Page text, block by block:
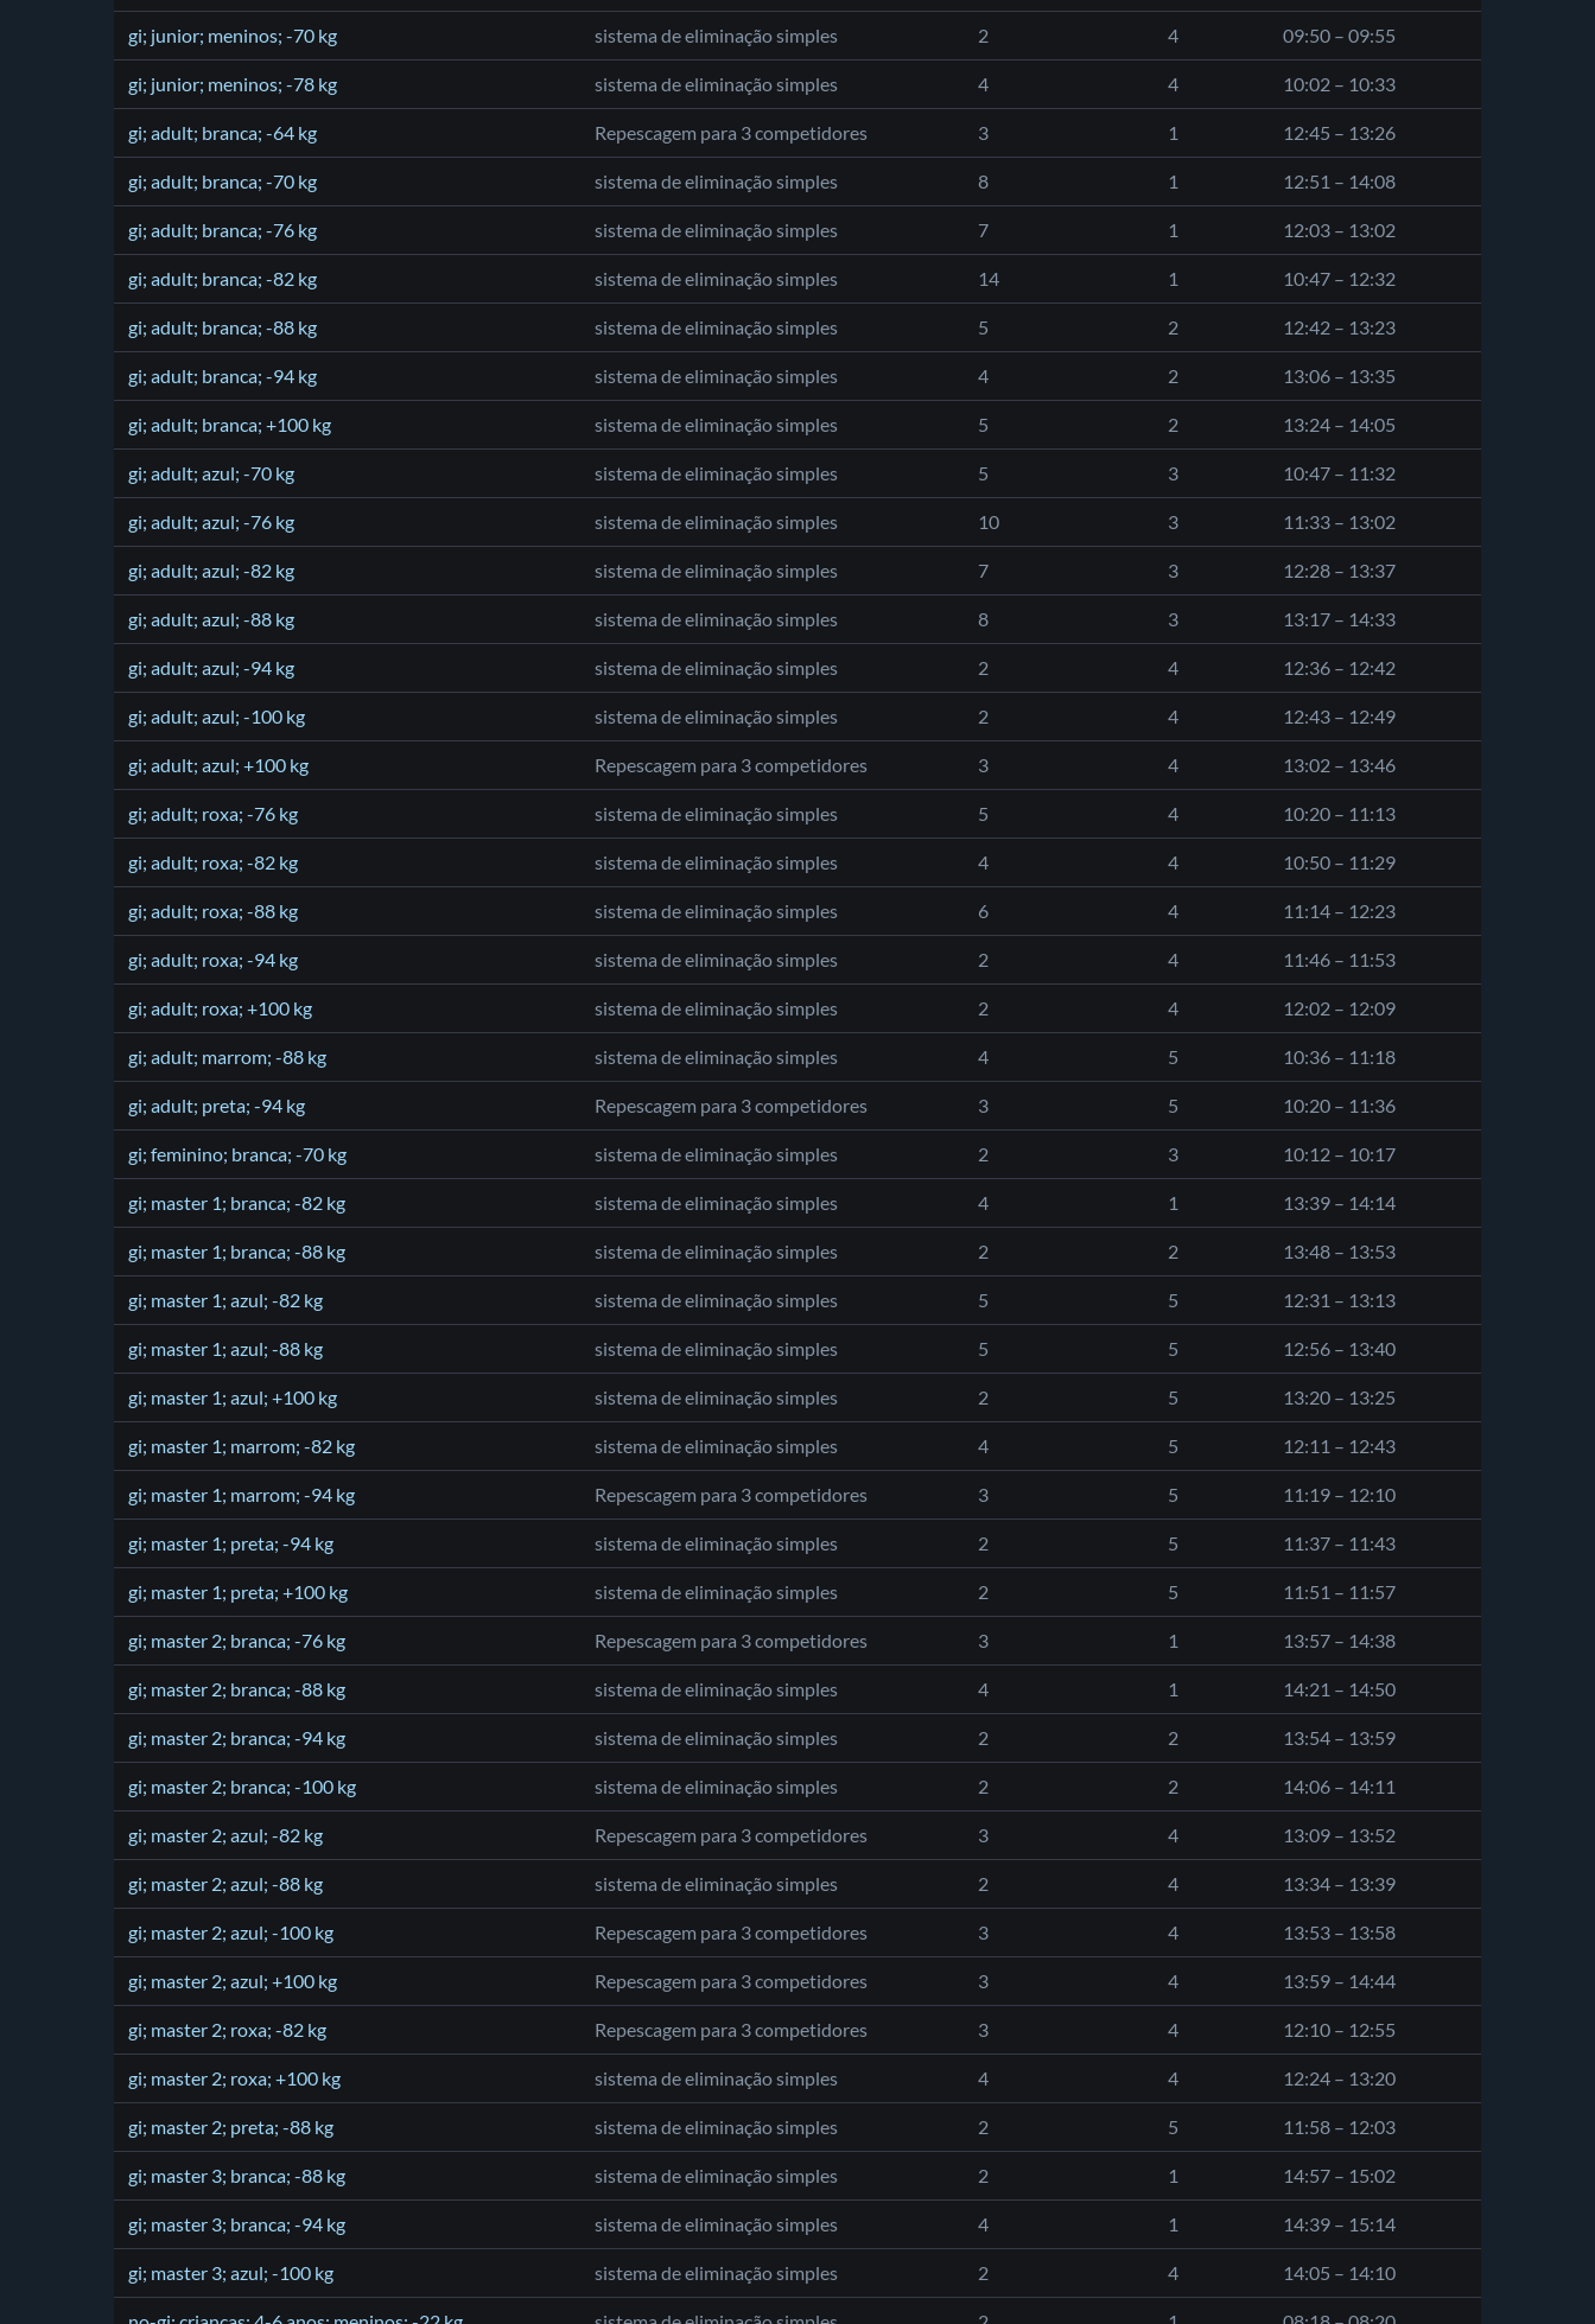
gi; junior; meninos; -70 kg sistema de eliminação simples 2 4 09:50 – 09:55
gi; junior; meninos; -78 kg sistema de eliminação simples 4 4 10:02 – 10:33
gi; adult; branca; -64 kg Repescagem para 3 competidores 3 1 12:45 – 13:26
gi; adult; branca; -70 kg sistema de eliminação simples 8 1 12:51 – 14:08
gi; adult; branca; -76 kg sistema de eliminação simples 7 1 12:03 – 13:02
gi; adult; branca; -82 kg sistema de eliminação simples 14 1 10:47 – 12:32
gi; adult; branca; -88 kg sistema de eliminação simples 5 2 12:42 – 13:23
gi; adult; branca; -94 kg sistema de eliminação simples 4 2 13:06 – 13:35
gi; adult; branca; +100 kg sistema de eliminação simples 5 2 13:24 – 14:05
gi; adult; azul; -70 kg sistema de eliminação simples 5 3 10:47 – 11:32
gi; adult; azul; -76 kg sistema de eliminação simples 10 3 11:33 – 13:02
gi; adult; azul; -82 kg sistema de eliminação simples 7 3 12:28 – 13:37
gi; adult; azul; -88 kg sistema de eliminação simples 8 3 13:17 – 14:33
gi; adult; azul; -94 kg sistema de eliminação simples 2 4 12:36 – 12:42
gi; adult; azul; -100 kg sistema de eliminação simples 2 4 12:43 – 12:49
gi; adult; azul; +100 kg Repescagem para 3 competidores 3 4 13:02 – 13:46
gi; adult; roxa; -76 kg sistema de eliminação simples 5 4 10:20 – 11:13
gi; adult; roxa; -82 kg sistema de eliminação simples 4 4 10:50 – 11:29
gi; adult; roxa; -88 kg sistema de eliminação simples 6 4 11:14 – 12:23
gi; adult; roxa; -94 kg sistema de eliminação simples 2 4 11:46 – 11:53
gi; adult; roxa; +100 kg sistema de eliminação simples 2 4 12:02 – 12:09
gi; adult; marrom; -88 kg sistema de eliminação simples 4 5 10:36 – 11:18
gi; adult; preta; -94 kg Repescagem para 3 competidores 3 5 10:20 – 11:36
gi; feminino; branca; -70 kg sistema de eliminação simples 2 3 10:12 – 10:17
gi; master 1; branca; -82 kg sistema de eliminação simples 4 1 13:39 – 14:14
gi; master 1; branca; -88 kg sistema de eliminação simples 2 2 13:48 – 13:53
gi; master 1; azul; -82 kg sistema de eliminação simples 5 5 12:31 – 13:13
gi; master 1; azul; -88 kg sistema de eliminação simples 5 5 12:56 – 13:40
gi; master 1; azul; +100 kg sistema de eliminação simples 2 5 13:20 – 13:25
gi; master 1; marrom; -82 kg sistema de eliminação simples 4 5 12:11 – 12:43
gi; master 1; marrom; -94 kg Repescagem para 3 competidores 3 5 11:19 – 12:10
gi; master 1; preta; -94 kg sistema de eliminação simples 2 5 11:37 – 11:43
gi; master 1; preta; +100 kg sistema de eliminação simples 2 5 11:51 – 11:57
gi; master 2; branca; -76 kg Repescagem para 3 competidores 3 1 13:57 – 14:38
gi; master 2; branca; -88 kg sistema de eliminação simples 4 1 14:21 – 14:50
gi; master 2; branca; -94 kg sistema de eliminação simples 2 2 13:54 – 13:59
gi; master 2; branca; -100 kg sistema de eliminação simples 2 2 14:06 – 14:11
gi; master 2; azul; -82 kg Repescagem para 3 competidores 3 4 13:09 – 13:52
gi; master 2; azul; -88 kg sistema de eliminação simples 2 4 13:34 – 13:39
gi; master 2; azul; -100 kg Repescagem para 3 competidores 3 4 13:53 – 13:58
gi; master 2; azul; +100 kg Repescagem para 3 competidores 3 4 13:59 – 14:44
gi; master 2; roxa; -82 kg Repescagem para 3 competidores 3 4 12:10 – 12:55
gi; master 2; roxa; +100 kg sistema de eliminação simples 4 4 12:24 – 13:20
gi; master 2; preta; -88 kg sistema de eliminação simples 2 5 11:58 – 12:03
gi; master 3; branca; -88 kg sistema de eliminação simples 2 1 14:57 – 15:02
gi; master 3; branca; -94 kg sistema de eliminação simples 4 1 14:39 – 15:14
gi; master 3; azul; -100 kg sistema de eliminação simples 2 4 14:05 – 14:10